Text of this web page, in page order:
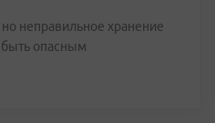
неправильное хранение
опасным